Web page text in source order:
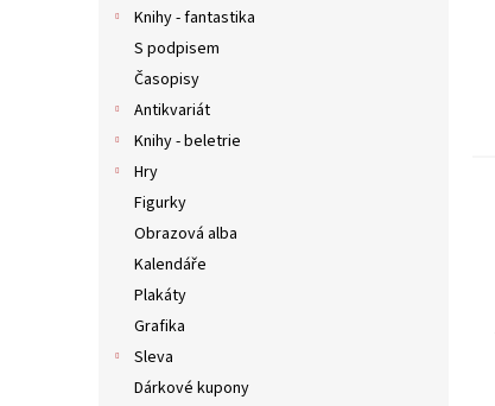
Knihy - fantastika
S podpisem
Časopisy
Antikvariát
Knihy - beletrie
Hry
Figurky
Obrazová alba
Kalendáře
Plakáty
Grafika
Sleva
Dárkové kupony